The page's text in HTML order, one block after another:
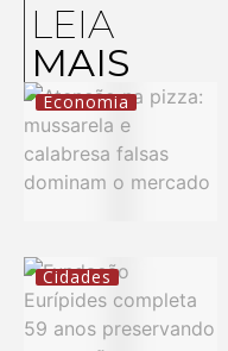
LEIA
MAIS
Economia
Cidades